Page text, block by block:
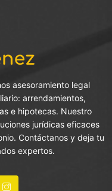
asesoramiento legal
arrendamientos,
e hipotecas. Nuestro
jurídicas eficaces
Contáctanos y deja tu
expertos.